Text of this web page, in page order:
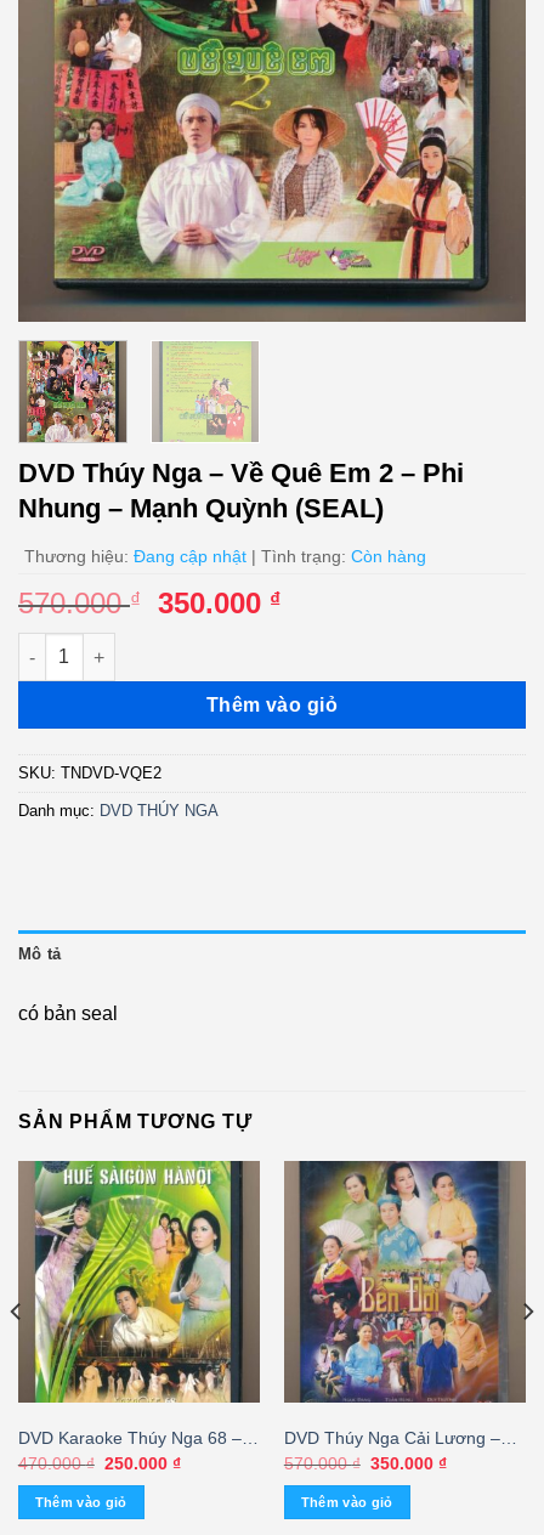
DVD Thúy Nga – Về Quê Em 2 – Phi
Nhung – Mạnh Quỳnh (SEAL)
Thương hiệu: Đang cập nhật | Tình trạng: Còn hàng
570.000₫
Giá
570.000 ₫.
350.000 ₫Giá
là:
350.000 ₫.
DVD Thúy Nga - Về Quê Em 2 - Phi Nhung - Mạnh Quỳnh
Thêm vào giỏ
SKU: TNDVD-VQE2
Danh mục: DVD THÚY NGA
Mô tả
có bản seal
SẢN PHẨM TƯƠNG TỰ
DVD Karaoke Thúy Nga 68 –
Huế Sài Gòn Hà Nội (USED)
470.000₫ Giá
là:
470.000 ₫.
250.000 ₫Giá
Thêm vào giỏ
DVD Thúy Nga Cải Lương –
Bến Đợi (SEAL)
570.000₫ Giá
là:
570.000 ₫.
350.000 ₫Giá
Thêm vào giỏ